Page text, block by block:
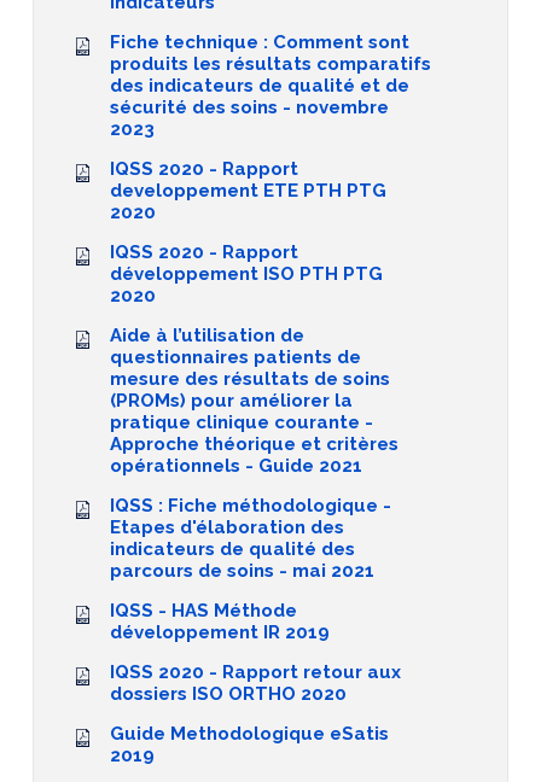
Fiche technique : Comment sont
produits les résultats comparatifs
des indicateurs de qualité et de
sécurité des soins - novembre
2023
IQSS 2020 - Rapport
developpement ETE PTH PTG
2020
IQSS 2020 - Rapport
développement ISO PTH PTG
2020
Aide à l’utilisation de
questionnaires patients de
mesure des résultats de soins
(PROMs) pour améliorer la
pratique clinique courante -
Approche théorique et critères
opérationnels - Guide 2021
IQSS : Fiche méthodologique -
Etapes d'élaboration des
indicateurs de qualité des
parcours de soins - mai 2021
IQSS - HAS Méthode
développement IR 2019
IQSS 2020 - Rapport retour aux
dossiers ISO ORTHO 2020
Guide Methodologique eSatis
2019